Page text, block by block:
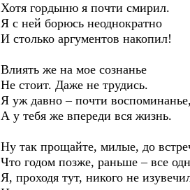
Хотя гордыню я почти смирил.
Я с ней борюсь неоднократно
И столько аргументов накопил!
Влиять же на мое сознанье
Не стоит. Даже не трудись.
Я уж давно – почти воспоминанье,
А у тебя же впереди вся жизнь.
Ну так прощайте, милые, до
Что годом позже, раньше – все
Я, проходя тут, никого не